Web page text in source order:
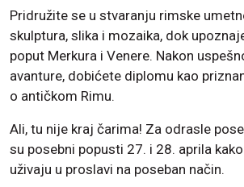
Pridružite se u stvaranju rimske
skulptura, slika i mozaika, dok
poput Merkura i Venere. Nakon
avanture, dobićete diplomu kao
o antičkom Rimu.
Ali, tu nije kraj čarima! Za odrasle
su posebni popusti 27. i 28. aprila
uživaju u proslavi na poseban način.